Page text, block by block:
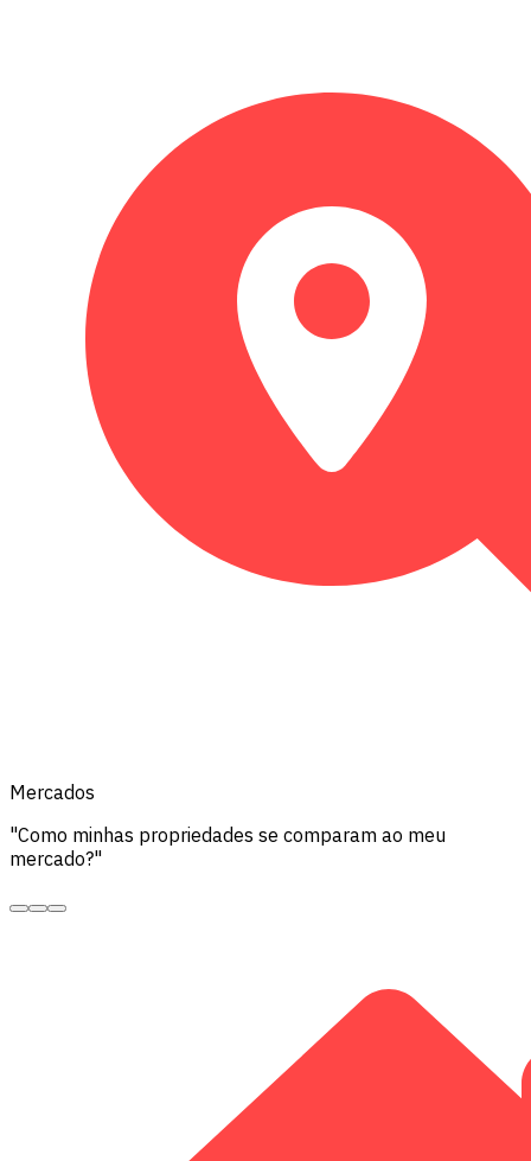
Mercados
"Como minhas propriedades se comparam ao meu
mercado?"